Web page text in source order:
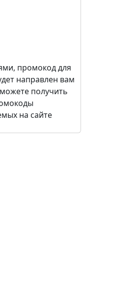
промокод для
направлен вам
получить
на сайте